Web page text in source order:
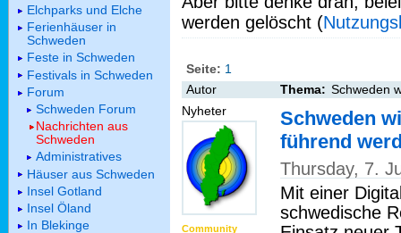
werden gelöscht (
Seite: 1
Autor
Thema: Schweden
Nyheter
Community
Schweden
führend
Thursday, 7.
Mit einer
schwedische
Elchparks und Elche
Ferienhäuser in
Schweden
Feste in Schweden
Festivals in Schweden
Forum
Schweden Forum
Nachrichten aus
Schweden
Administratives
Häuser aus Schweden
Insel Gotland
Insel Öland
In Blekinge